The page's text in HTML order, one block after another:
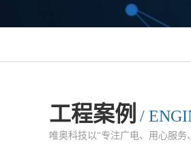
工程案例 /
唯奥科技以“专注广电、用心服